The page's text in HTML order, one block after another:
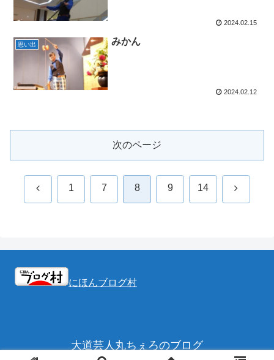
2024.02.15
思い出 みかん
2024.02.12
次のページ
前 1 7 8 9 14 次
にほんブログ村
大道芸人丸ちぇろのブログ